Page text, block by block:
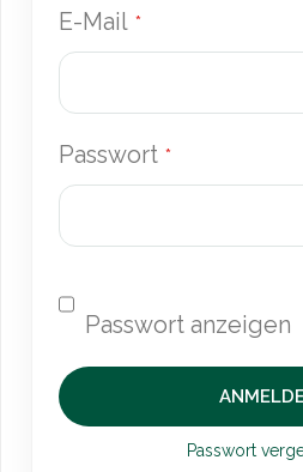
E-Mail
Passwort
Passwort